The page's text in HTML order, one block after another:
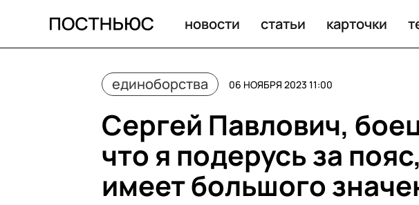
новости статьи карточки
единоборства 06 НОЯБРЯ 2023 11:00
Сергей Павлович,
что я подерусь за
имеет большого